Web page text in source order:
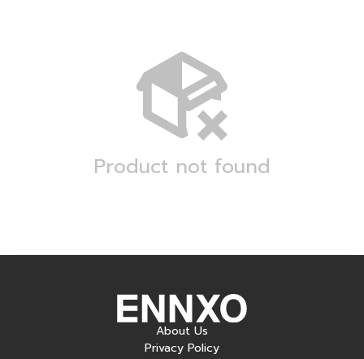
Product not found
About Us
Privacy Policy